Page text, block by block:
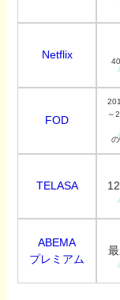
Netflix
FOD
～
TELASA
ABEMA
プレミアム